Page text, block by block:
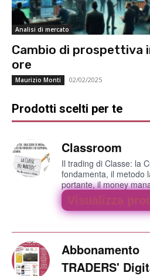
Analisi di mercato
Cambio di prospettiva
ore
Maurizio Monti 02/02/2025
Prodotti scelti per te
Classroom
Il trading di Classe: la
fondamenta, il metodo
portante, il money
Visualizza
Abbonamento
TRADERS'